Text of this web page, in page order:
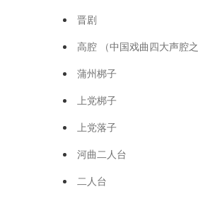
晋剧
高腔 （中国戏曲四大声腔之
蒲州梆子
上党梆子
上党落子
河曲二人台
二人台